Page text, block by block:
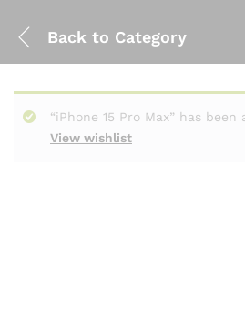
Back to Category
View wishlist
“iPhone 15 Pro Max” has